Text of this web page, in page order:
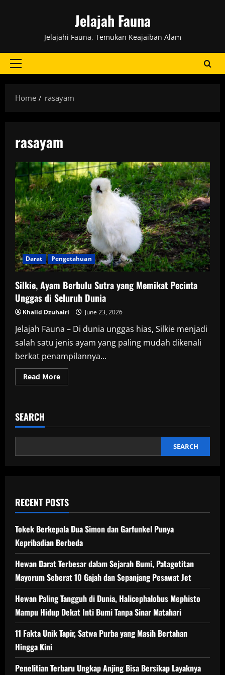
Jelajah Fauna
Jelajahi Fauna, Temukan Keajaiban Alam
Primary
Home
rasayam
rasayam
Darat Pengetahuan
Silkie, Ayam Berbulu Sutra yang Memikat Pecinta
Unggas di Seluruh Dunia
Khalid Dzuhairi June 23, 2026
Jelajah Fauna – Di dunia unggas hias, Silkie menjadi
salah satu jenis ayam yang paling mudah dikenali
berkat penampilannya...
Read MoreRead
more
yang
Pecinta
di
SEARCH
SEARCH
RECENT POSTS
Tokek Berkepala Dua Simon dan Garfunkel Punya
Kepribadian Berbeda
Hewan Darat Terbesar dalam Sejarah Bumi, Patagotitan
Mayorum Seberat 10 Gajah dan Sepanjang Pesawat Jet
Hewan Paling Tangguh di Dunia, Halicephalobus Mephisto
Mampu Hidup Dekat Inti Bumi Tanpa Sinar Matahari
11 Fakta Unik Tapir, Satwa Purba yang Masih Bertahan
Hingga Kini
Penelitian Terbaru Ungkap Anjing Bisa Bersikap Layaknya